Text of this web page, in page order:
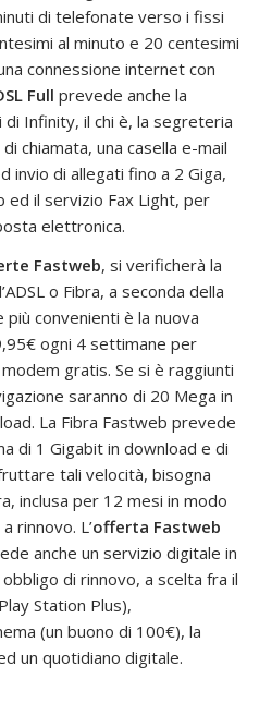
di telefonate verso i fissi
al minuto e 20 centesimi
connessione internet con
Full prevede anche la
Infinity, il chi è, la segreteria
chiamata, una casella e-mail
invio di allegati fino a 2 Giga,
ed il servizio Fax Light, per
elettronica.
Fastweb, si verificherà la
o Fibra, a seconda della
convenienti è la nuova
ogni 4 settimane per
gratis. Se si è raggiunti
saranno di 20 Mega in
La Fibra Fastweb prevede
di 1 Gigabit in download e di
tali velocità, bisogna
inclusa per 12 mesi in modo
rinnovo. L’offerta Fastweb
anche un servizio digitale in
di rinnovo, a scelta fra il
Station Plus),
(un buono di 100€), la
un quotidiano digitale.